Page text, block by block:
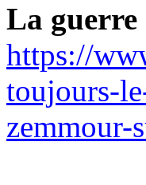
La
https://
toujours-
zemmour-